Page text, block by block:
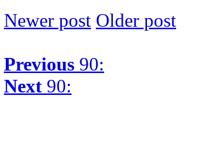
Newer post Older post
Previous 90:
Next 90: